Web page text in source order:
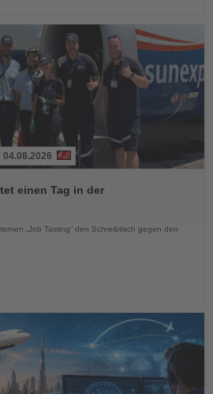
04.08.2026
einen Tag in der
„Job Tasting“ den Schreibtisch gegen den